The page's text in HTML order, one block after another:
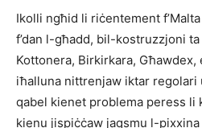
Ikolli ngħid li riċentement
f’dan l-għadd, bil-kostruzzjoni
Kottonera, Birkirkara,
iħalluna nittrenjaw iktar
qabel kienet problema peress li
kienu jispiċċaw jaqsmu l-